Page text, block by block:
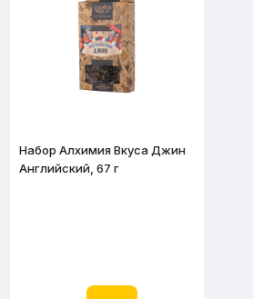
Набор Алхимия Вкуса Джин
Английский, 67 г